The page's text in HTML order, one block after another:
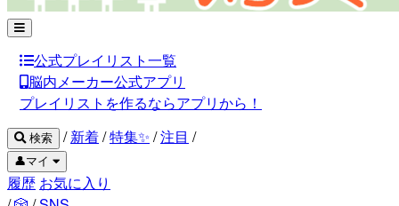
公式プレイリスト一覧
脳内メーカー公式アプリ
プレイリストを作るならアプリから！
検索 / 新着/特集✨ /注目 /
👤マイ
履歴 お気に入り